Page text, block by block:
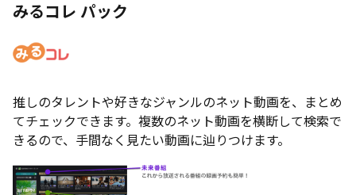
みるコレ パック
推しのタレントや好きなジャンルのネット動画を、まとめ
てチェックできます。複数のネット動画を横断して検索で
きるので、手間なく見たい動画に辿りつけます。